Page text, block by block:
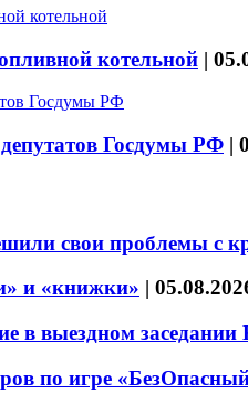
котельной |
Госдумы РФ |
свои проблемы с
и «книжки» |
в выездном
по игре